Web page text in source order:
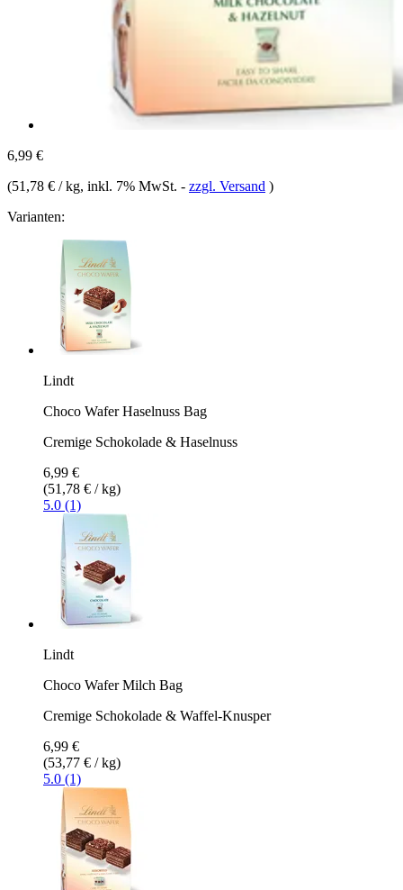
6,99 €
(51,78 € / kg, inkl. 7% MwSt. - zzgl. Versand )
Varianten:
Lindt
Choco Wafer Haselnuss Bag
Cremige Schokolade & Haselnuss
6,99 €
(51,78 € / kg)
5.0 (1)
Lindt
Choco Wafer Milch Bag
Cremige Schokolade & Waffel-Knusper
6,99 €
(53,77 € / kg)
5.0 (1)